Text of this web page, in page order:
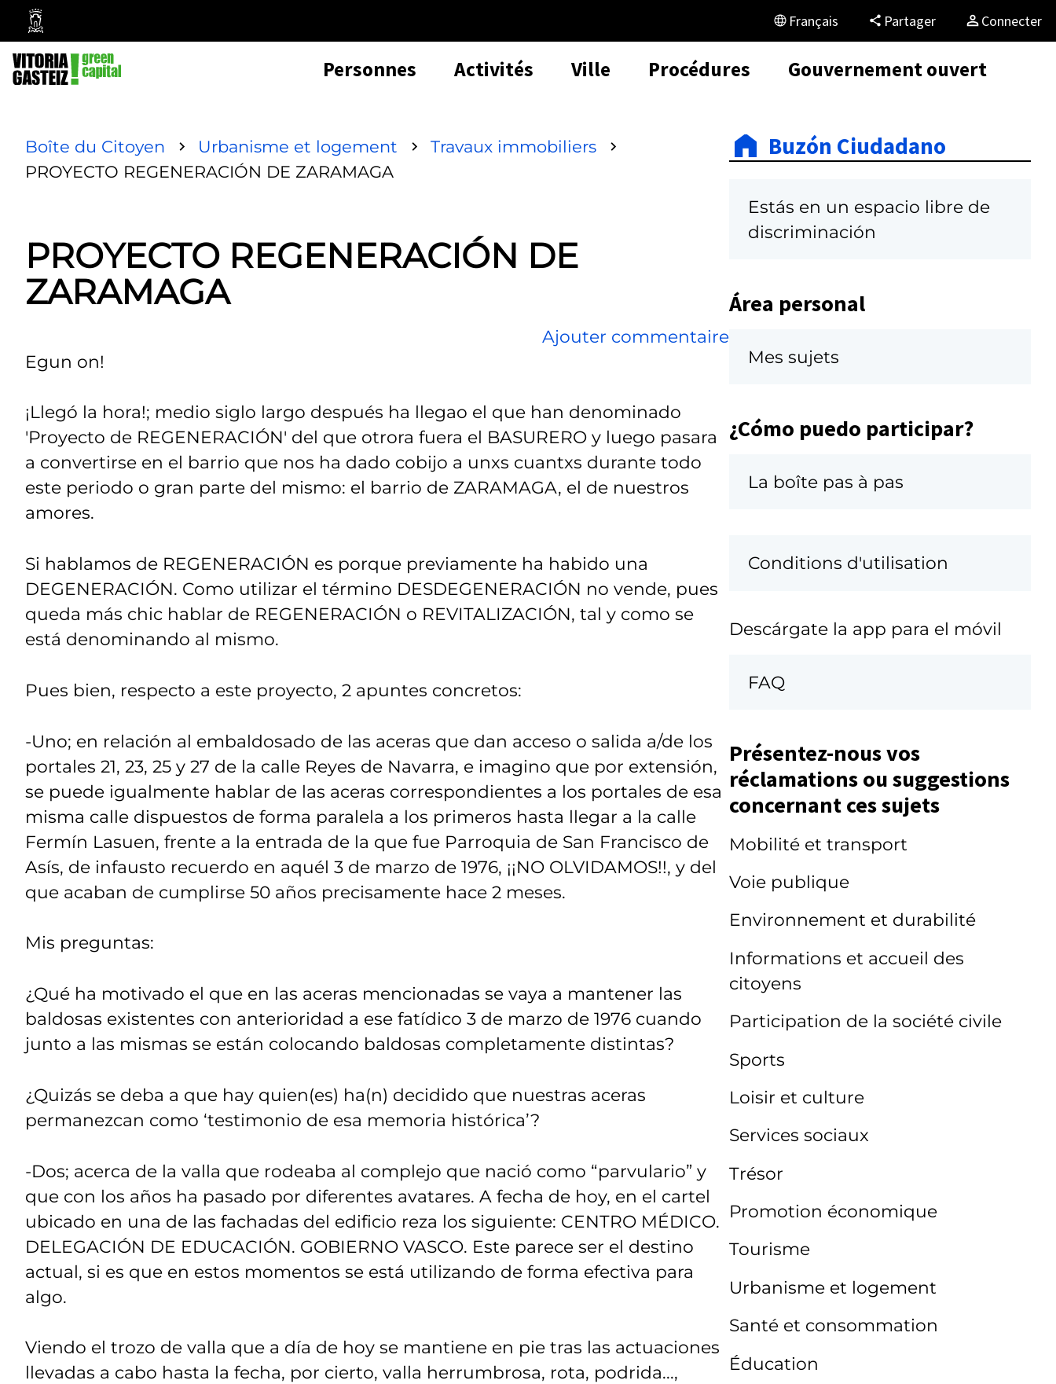
Mairie
de
Vitoria-
Gasteiz
Français Partager Connecter
Personnes Activités Ville Procédures Gouvernement ouvert
Boîte du Citoyen Urbanisme et logement
Travaux immobiliers
PROYECTO REGENERACIÓN DE ZARAMAGA
PROYECTO REGENERACIÓN DE
ZARAMAGA
Ajouter commentaire
Egun on!
¡Llegó la hora!; medio siglo largo después ha llegao el que han denominado
'Proyecto de REGENERACIÓN' del que otrora fuera el BASURERO y luego pasara
a convertirse en el barrio que nos ha dado cobijo a unxs cuantxs durante todo
este periodo o gran parte del mismo: el barrio de ZARAMAGA, el de nuestros
amores.
Si hablamos de REGENERACIÓN es porque previamente ha habido una
DEGENERACIÓN. Como utilizar el término DESDEGENERACIÓN no vende, pues
queda más chic hablar de REGENERACIÓN o REVITALIZACIÓN, tal y como se
está denominando al mismo.
Pues bien, respecto a este proyecto, 2 apuntes concretos:
-Uno; en relación al embaldosado de las aceras que dan acceso o salida a/de los
portales 21, 23, 25 y 27 de la calle Reyes de Navarra, e imagino que por extensión,
se puede igualmente hablar de las aceras correspondientes a los portales de esa
misma calle dispuestos de forma paralela a los primeros hasta llegar a la calle
Fermín Lasuen, frente a la entrada de la que fue Parroquia de San Francisco de
Asís, de infausto recuerdo en aquél 3 de marzo de 1976, ¡¡NO OLVIDAMOS!!, y del
que acaban de cumplirse 50 años precisamente hace 2 meses.
Mis preguntas:
¿Qué ha motivado el que en las aceras mencionadas se vaya a mantener las
baldosas existentes con anterioridad a ese fatídico 3 de marzo de 1976 cuando
junto a las mismas se están colocando baldosas completamente distintas?
¿Quizás se deba a que hay quien(es) ha(n) decidido que nuestras aceras
permanezcan como ‘testimonio de esa memoria histórica’?
-Dos; acerca de la valla que rodeaba al complejo que nació como “parvulario” y
que con los años ha pasado por diferentes avatares. A fecha de hoy, en el cartel
ubicado en una de las fachadas del edificio reza los siguiente: CENTRO MÉDICO.
DELEGACIÓN DE EDUCACIÓN. GOBIERNO VASCO. Este parece ser el destino
actual, si es que en estos momentos se está utilizando de forma efectiva para
algo.
Viendo el trozo de valla que a día de hoy se mantiene en pie tras las actuaciones
llevadas a cabo hasta la fecha, por cierto, valla herrumbrosa, rota, podrida...,
Buzón Ciudadano
Estás en un espacio libre de
discriminación
Área personal
Mes sujets
¿Cómo puedo participar?
La boîte pas à pas
Conditions d'utilisation
Descárgate la app para el móvil
FAQ
Présentez-nous vos
réclamations ou suggestions
concernant ces sujets
Mobilité et transport
Voie publique
Environnement et durabilité
Informations et accueil des
citoyens
Participation de la société civile
Sports
Loisir et culture
Services sociaux
Trésor
Promotion économique
Tourisme
Urbanisme et logement
Santé et consommation
Éducation